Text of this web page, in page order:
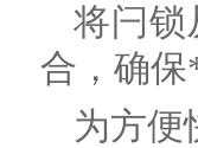
将闩锁
合，确
为方便